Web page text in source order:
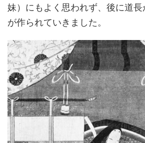
妹）にもよく思われず、後に道
が作られていきました。